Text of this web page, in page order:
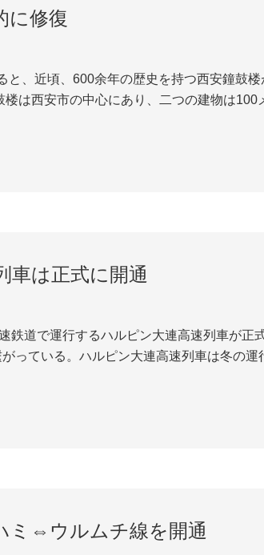
に修復
楼は西安市の中心にあり、二つの建物は
は正式に開通
鉄道で運行するハルピン大連高速列車が正
っている。ハルピン大連高速列車は冬の
ミ⇔ウルムチ線を開通